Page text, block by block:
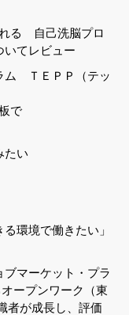
る 自己洗脳プロ
てレビュー
ム ＴＥＰＰ（テッ
で
たい
環境で働きたい」
マーケット・プラ
ープンワーク（東
者が成長し、評価